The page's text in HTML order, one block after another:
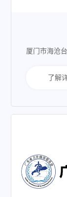
厦门市海沧
了解